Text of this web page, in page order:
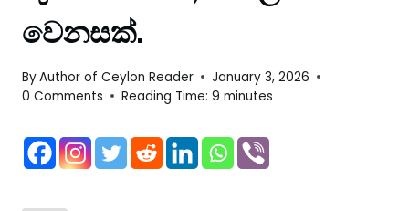
වෙනසක්.
ByAuthor of Ceylon Reader
January 3, 2026
0 Comments
Reading Time: 9 minutes